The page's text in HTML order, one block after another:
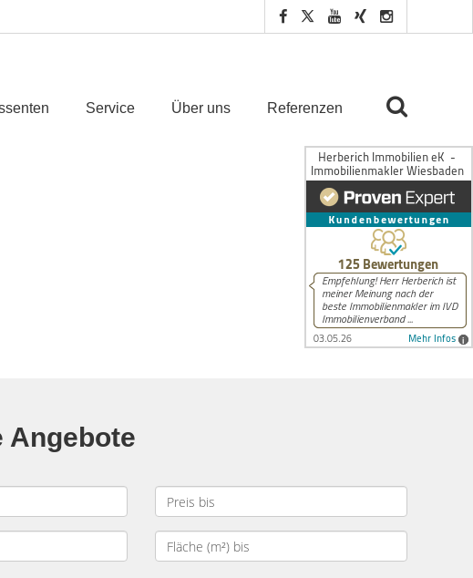
Service Über uns Referenzen
Angebote